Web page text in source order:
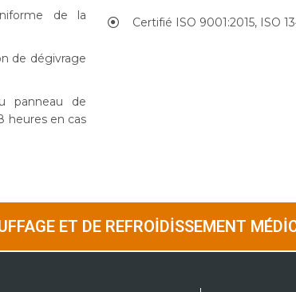
de la
de dégivrage
panneau de
heures en cas
Certifié ISO 9001:2015, ISO
ET DE REFROIDISSEMENT